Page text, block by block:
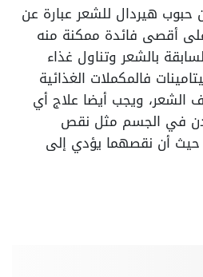
حبوب هيردال للشعر عبارة عن
أقصى فائدة ممكنة منه
بالشعر وتناول غذاء
فالمكملات الغذائية
الشعر، ويجب أيضا علاج أي
في الجسم مثل نقص
أن نقصهما يؤدي إلى